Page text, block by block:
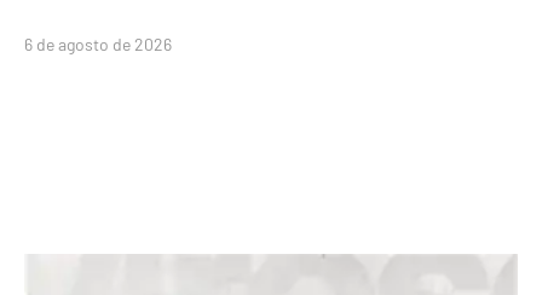
6 de agosto de 2026